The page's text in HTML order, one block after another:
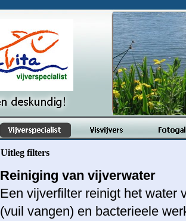
Uitleg filters
Reiniging van vijverwater
Een vijverfilter reinigt het water
(vuil vangen) en bacterieele